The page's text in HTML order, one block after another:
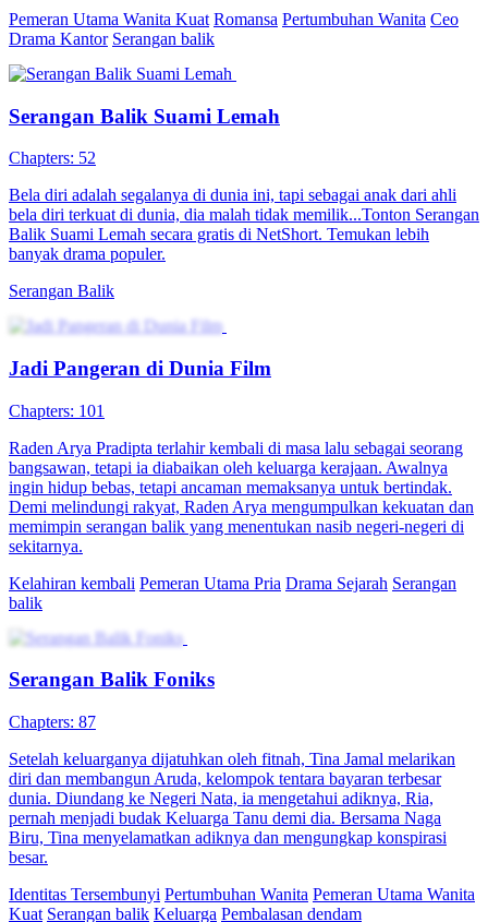
Pemeran Utama Wanita KuatRomansa
Kebangkitan Pangeran Gagal
Chapters: 100
Chu Mu tak sengaja terlempar ke masa lalu dan menjadi pangeran
yang dianggap gagal di Kerajaan Yue. Meski bergelar pangeran,
hidupnya tidak terurus akibat terjebak tipu daya putra mahkota.
Untuk menyelamatkan diri, Chu Mu memanfaatkan perbedaan
hebat, memulai perjalanan legendaris untuk membalikkan nasibnya.
Drama Sejarah Serangan balik Time Travel
Serangan Balik Sang Ayah
Chapters: 61
Ardi koma tiga tahun, bangun sadar identitasnya diganti, anaknya
disiksa. Dia selidiki diam-diam, jebak Maya dan Rizky, ...Tonton
Serangan Balik Sang Ayah secara gratis di NetShort. Temukan lebih
banyak drama populer.
Sang Juara Kembali Konflik Keluarga Perkotaan
usahanya sendiri untuk mencapai kesuksesan. Setelah bertahun-
tahun tidak pulang, Pina memutuskan untuk kembali ke kampung
halamannya. Namun, tidak disangka anggota keluarganya masih
serakah seperti biasanya. Saat identitasnya sebagai bos terungkap,
dia benar-benar kecewa terhadap keluarganya. Kata kunci: chicklit,
serangan balik, menampar keadaan, pembalasan, drama seru."
Pemeran Utama Wanita Kuat Romansa Pertumbuhan Wanita Ceo
Drama Kantor Serangan balik